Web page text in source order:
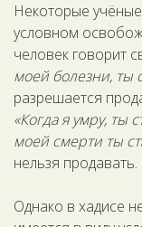
Некоторые
условном
человек говорит
моей болезни, ты
разрешается
«Когда я умру, ты
моей смерти ты
нельзя продавать.
Однако в хадисе